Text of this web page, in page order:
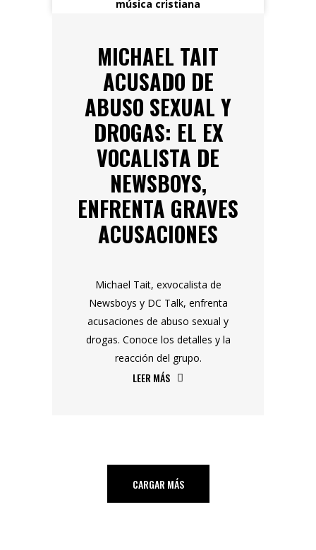
MICHAEL TAIT
ACUSADO DE
ABUSO SEXUAL Y
DROGAS: EL EX
VOCALISTA DE
NEWSBOYS,
ENFRENTA GRAVES
ACUSACIONES
Michael Tait, exvocalista de
Newsboys y DC Talk, enfrenta
acusaciones de abuso sexual y
drogas. Conoce los detalles y la
reacción del grupo.
LEER MÁS
CARGAR MÁS